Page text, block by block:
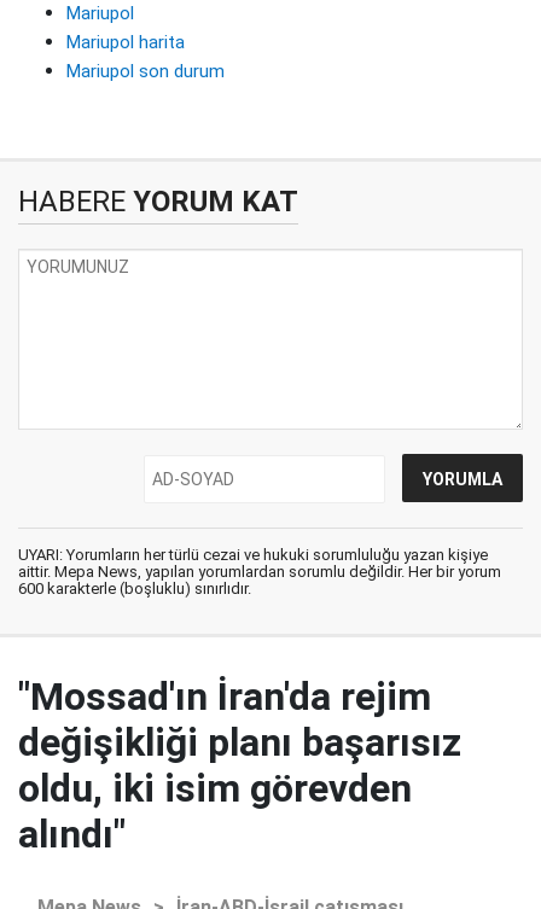
Mariupol
Mariupol harita
Mariupol son durum
HABERE YORUM KAT
UYARI: Yorumların her türlü cezai ve hukuki sorumluluğu yazan kişiye
aittir. Mepa News, yapılan yorumlardan sorumlu değildir. Her bir yorum
600 karakterle (boşluklu) sınırlıdır.
"Mossad'ın İran'da rejim
değişikliği planı başarısız
oldu, iki isim görevden
alındı"